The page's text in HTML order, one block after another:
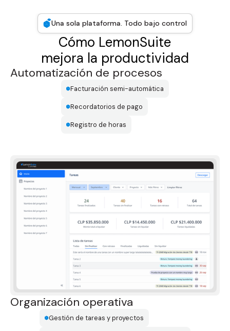
Una sola plataforma. Todo bajo control
Cómo LemonSuite
mejora la productividad
Automatización de procesos
Facturación semi-automática
Recordatorios de pago
Registro de horas
Organización operativa
Gestión de tareas y proyectos